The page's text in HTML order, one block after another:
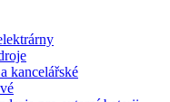
kancelářské